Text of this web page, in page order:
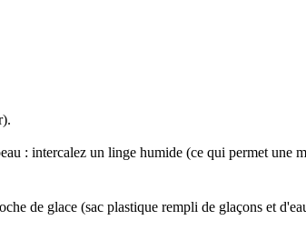
: intercalez un linge humide (ce qui permet une
de glace (sac plastique rempli de glaçons et